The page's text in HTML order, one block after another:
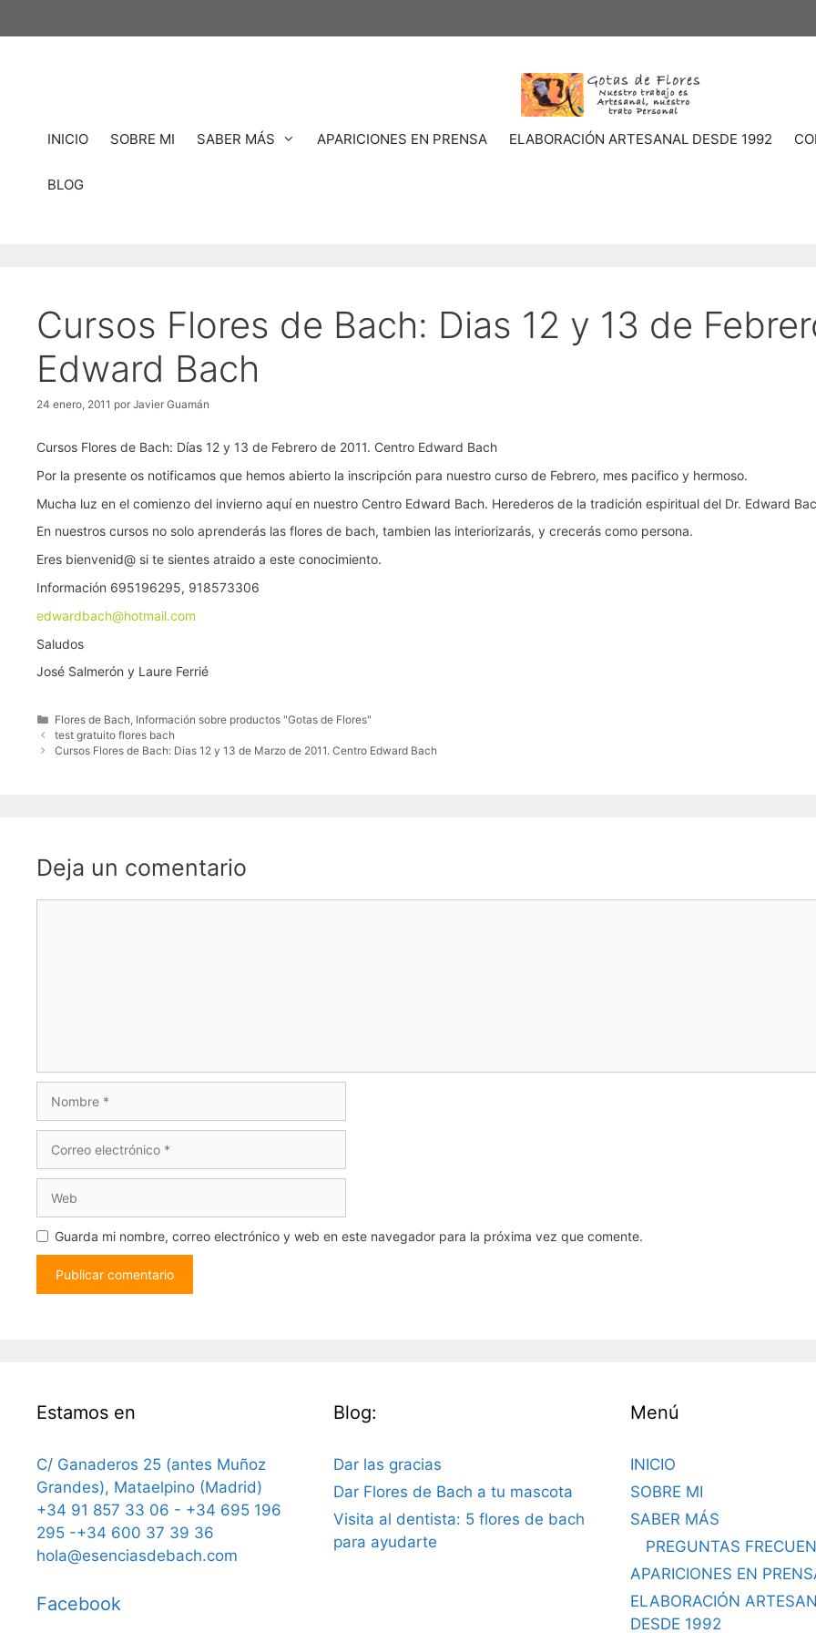
INICIO SOBRE MI SABER MÁS APARICIONES EN PRENSA ELABORACIÓN ARTESANAL DESDE 1992
BLOG
Cursos Flores de Bach: Dias 12 y 13 de
Edward Bach
24 enero, 2011 por Javier Guamán
Cursos Flores de Bach: Días 12 y 13 de Febrero de 2011. Centro Edward Bach
Por la presente os notificamos que hemos abierto la inscripción para nuestro curso de Febrero, mes pacifico y hermoso.
Mucha luz en el comienzo del invierno aquí en nuestro Centro Edward Bach. Herederos de la tradición espiritual del Dr. Edward
En nuestros cursos no solo aprenderás las flores de bach, tambien las interiorizarás, y crecerás como persona.
Eres bienvenid@ si te sientes atraido a este conocimiento.
Información 695196295, 918573306
edwardbach@hotmail.com
Saludos
José Salmerón y Laure Ferrié
Categorías
Flores de Bach Información sobre productos "Gotas de Flores"
test gratuito flores bach
Cursos Flores de Bach: Dias 12 y 13 de Marzo de 2011. Centro Edward Bach
Deja un comentario
electrónico
Guarda mi nombre, correo electrónico y web en este navegador para la próxima vez que comente.
Estamos en
C/ Ganaderos 25 (antes Muñoz
Grandes), Mataelpino (Madrid)
+34 91 857 33 06 - +34 695 196
295 -+34 600 37 39 36
hola@esenciasdebach.com
Facebook
Blog:
Dar las gracias
Dar Flores de Bach a tu mascota
Visita al dentista: 5 flores de bach
para ayudarte
Menú
INICIO
SOBRE MI
SABER MÁS
PREGUNTAS
APARICIONES EN
ELABORACIÓN
DESDE 1992